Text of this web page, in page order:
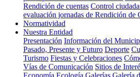
Rendición de cuentas Control
evaluación jornadas de Rendición de
Normatividad
Nuestra Entidad
Presentación Información del
Pasado, Presente y Futuro Deporte
Turismo Fiestas y Celebraciones
Vías de Comunicación Sitios de
Economía Ecología Galerías Galería